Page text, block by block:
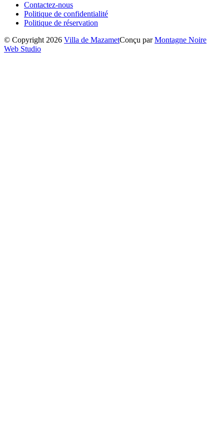
Contactez-nous
Politique de confidentialité
Politique de réservation
© Copyright 2026 Villa de MazametConçu parMontagne Noire
Web Studio